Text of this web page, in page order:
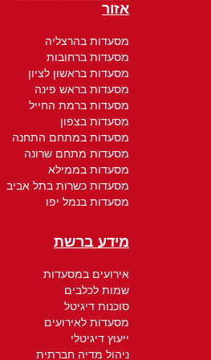
אזור
מסעדות בהרצליה
מסעדות ברחובות
מסעדות בראשון לציון
מסעדות בראש פינה
מסעדות ברמת החייל
מסעדות בצפון
מסעדות במתחם התחנה
מסעדות מתחם שרונה
מסעדות בממילא
מסעדות כשרות בתל אביב
מסעדות בנמל יפו
מידע ברשת
אירועים במסעדות
שמות לכלבים
סוכנות דיגיטל
מסעדות לאירועים
ייעוץ דיגיטלי
ניהול מדיה חברתית